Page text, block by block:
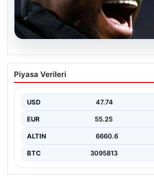
İşte Jhon Duran’ın Benfica
ilk golü
Piyasa Verileri
USD 47.74
EUR 55.25
ALTIN 6660.6
BTC 3095813